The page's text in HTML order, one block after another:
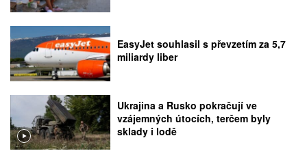
EasyJet souhlasil s převzetím za 5,7
miliardy liber
Ukrajina a Rusko pokračují ve
vzájemných útocích, terčem byly
sklady i lodě